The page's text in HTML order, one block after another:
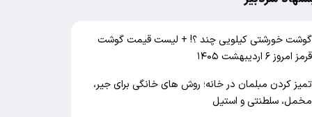
گوشت خورشتی کیلویی چند ؟! + لیست قیمت گوشت
قرمز امروز ۶ اردیبهشت ۱۴۰۵
تمیز کردن مبلمان در خانه؛ روش های خانگی برای جیر،
مخمل، سلطنتی و استیل